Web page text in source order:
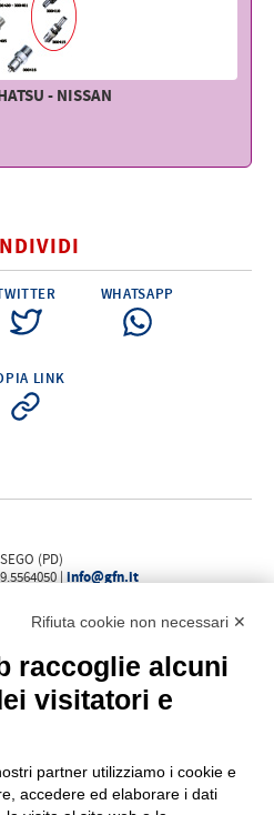
- NISSAN
WHATSAPP
LINK
(PD)
| info@gfn.it
Rifiuta cookie non necessari ✕
raccoglie alcuni
visitatori e
partner utilizziamo i cookie e
accedere ed elaborare i dati